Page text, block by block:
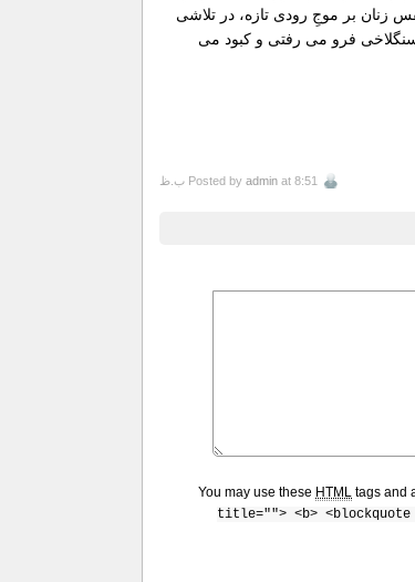
زنان بر موجِ رودی تازه، در تلاشی
فرو می رفتی و کبود می
Posted by admin at 8:51 ب.ظ
You may use these HTML tags and
title=""> <b> <blockquote